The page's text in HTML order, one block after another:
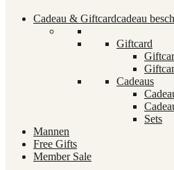
Cadeau & Giftcardcadeau
Giftcard
Cadeaus
Sets
Mannen
Free Gifts
Member Sale